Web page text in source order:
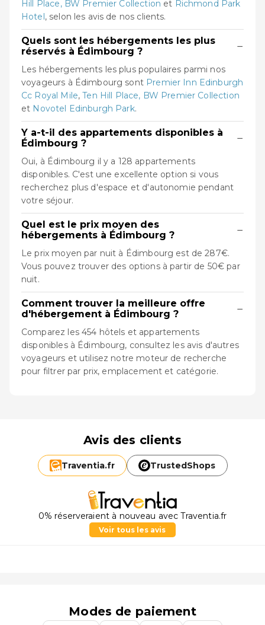
Hill Place, BW Premier Collection et Richmond Park
Hotel, selon les avis de nos clients.
Quels sont les hébergements les plus
réservés à Édimbourg ?
−
Les hébergements les plus populaires parmi nos
voyageurs à Édimbourg sont Premier Inn Edinburgh
Cc Royal Mile,Ten Hill Place, BW Premier Collection
et Novotel Edinburgh Park.
Y a-t-il des appartements disponibles à
Édimbourg ?
−
Oui, à Édimbourg il y a 128 appartements
disponibles. C'est une excellente option si vous
recherchez plus d'espace et d'autonomie pendant
votre séjour.
Quel est le prix moyen des
hébergements à Édimbourg ?
−
Le prix moyen par nuit à Édimbourg est de 287€.
Vous pouvez trouver des options à partir de 50€ par
nuit.
Comment trouver la meilleure offre
d'hébergement à Édimbourg ?
−
Comparez les 454 hôtels et appartements
disponibles à Édimbourg, consultez les avis d'autres
voyageurs et utilisez notre moteur de recherche
pour filtrer par prix, emplacement et catégorie.
Avis des clients
Traventia.fr TrustedShops
0% réserveraient à nouveau avec Traventia.fr
Voir tous les avis
Modes de paiement